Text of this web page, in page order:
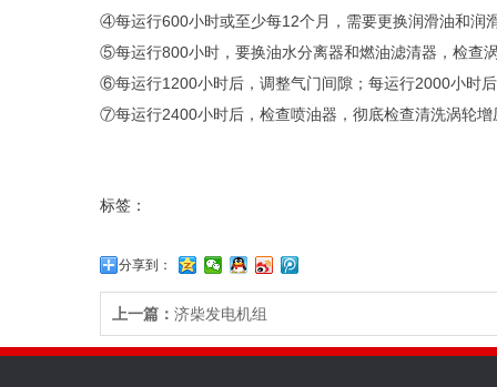
④每运行600小时或至少每12个月，需要更换润滑油和润
⑤每运行800小时，要换油水分离器和燃油滤清器，检查
⑥每运行1200小时后，调整气门间隙；每运行2000小时
⑦每运行2400小时后，检查喷油器，彻底检查清洗涡轮
标签：
分享到：
上一篇： 济柴发电机组